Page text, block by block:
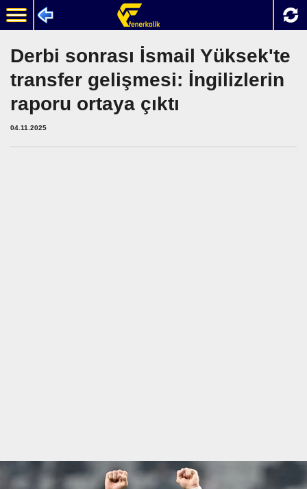
Derbi sonrası İsmail Yüksek'te
transfer gelişmesi: İngilizlerin
raporu ortaya çıktı
04.11.2025